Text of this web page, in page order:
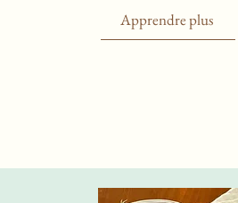
Apprendre plus